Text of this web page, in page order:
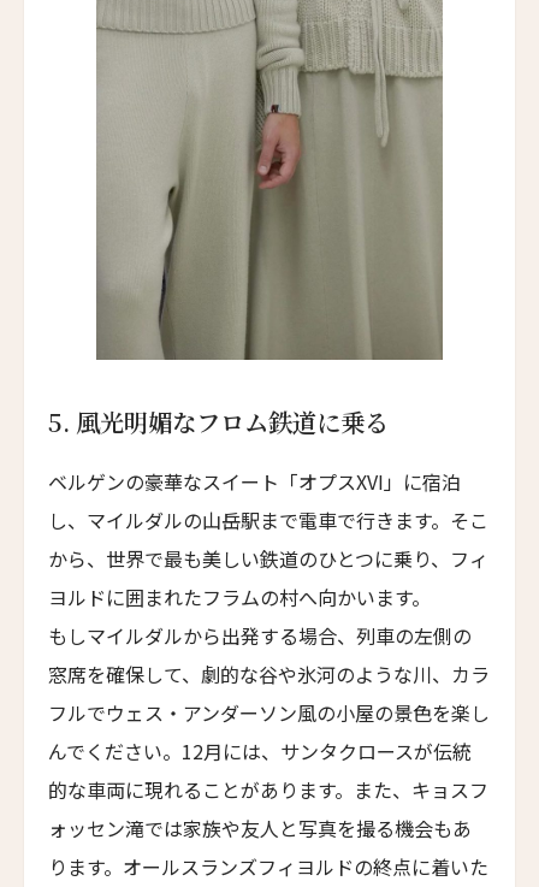
ロメオ・ナポリ
ROMEO Napoli
ホテル ヴィロン
ホテル・ロード・バイロン
Hotel Lord Byron
ホテル・デ・リッチ
Fendi Private Suites
バブイーノ 181
Babuino 181
バリーマロー・ハウス・ホテル
Ballymaloe House Hotel
サン・カンジアン・ホテル & レジデンシズ
San Canzian Hotel & Residences
ウルソ・ホテル＆スパ
Urso Hotel & Spa
TÓTEM Madrid
ザ・プリンシパル・マドリード・ホテル
The Principal Madrid Hotel
5. 風光明媚なフロム鉄道に乗る
ベルゲンの豪華なスイート「オプスXVI」に宿泊
し、マイルダルの山岳駅まで電車で行きます。そこ
から、世界で最も美しい鉄道のひとつに乗り、フィ
ヨルドに囲まれたフラムの村へ向かいます。
もしマイルダルから出発する場合、列車の左側の
窓席を確保して、劇的な谷や氷河のような川、カラ
フルでウェス・アンダーソン風の小屋の景色を楽し
んでください。12月には、サンタクロースが伝統
的な車両に現れることがあります。また、キョスフ
ォッセン滝では家族や友人と写真を撮る機会もあ
ります。オールスランズフィヨルドの終点に着いた